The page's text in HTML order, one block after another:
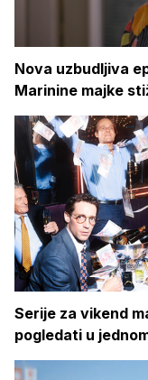
Nova uzbudljiva
Marinine majke
Serije za vikend
pogledati u